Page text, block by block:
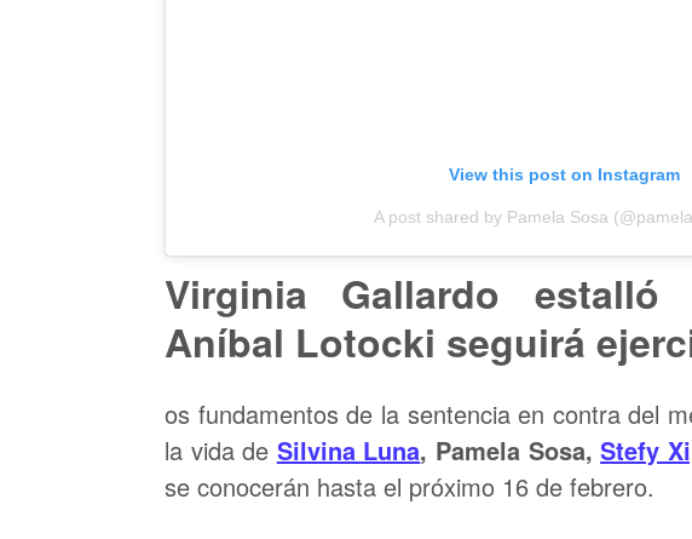
View this post on Instagram
A post shared by Pamela Sosa
Virginia Gallardo
Aníbal Lotocki seguirá
os fundamentos de la sentencia en contra del
la vida de Silvina Luna, Pamela Sosa,Stefy
se conocerán hasta el próximo 16 de febrero.